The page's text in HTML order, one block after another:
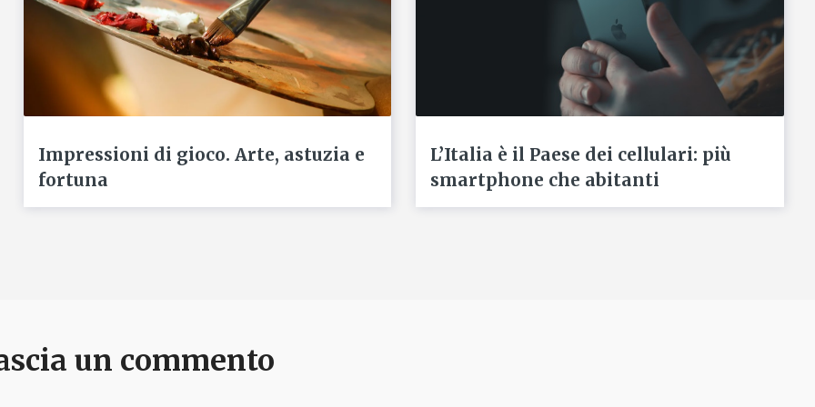
Impressioni di gioco. Arte, astuzia e
fortuna
L’Italia è il Paese dei cellulari: più
smartphone che abitanti
un commento